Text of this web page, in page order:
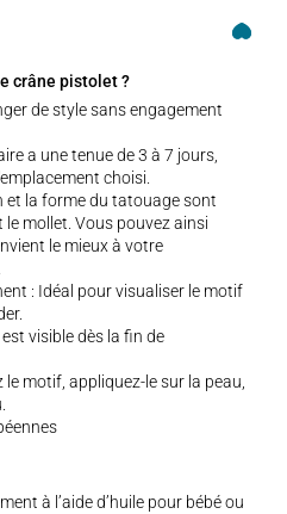
crâne pistolet ?
de style sans engagement
a une tenue de 3 à 7 jours,
choisi.
et la forme du tatouage sont
le mollet. Vous pouvez ainsi
le mieux à votre
: Idéal pour visualiser le motif
visible dès la fin de
motif, appliquez-le sur la peau,
à l’aide d’huile pour bébé ou